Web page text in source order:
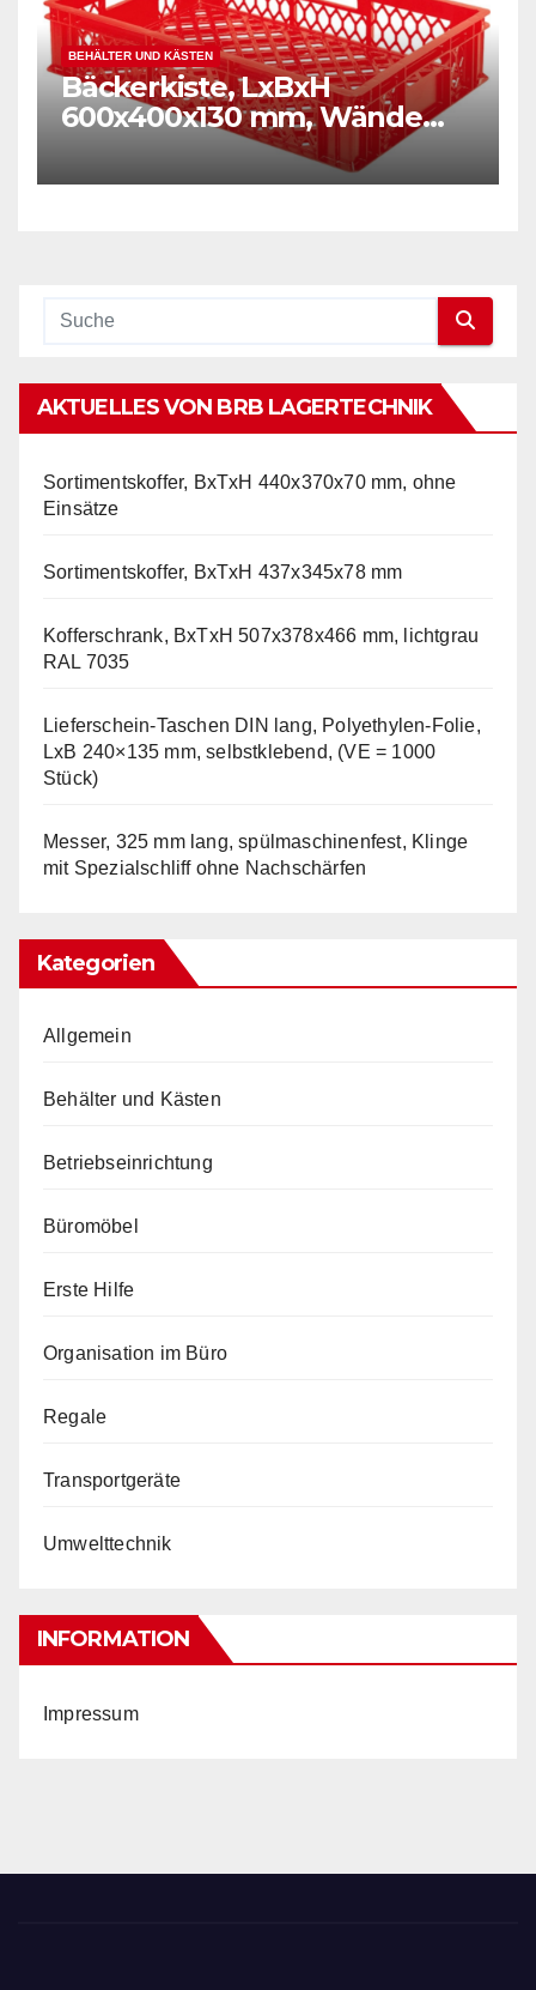
BEHÄLTER UND KÄSTEN
Bäckerkiste, LxBxH
600x400x130 mm, Wände
und Boden durchbrochen,
Gewicht 1,40 kg, rot
AKTUELLES VON BRB LAGERTECHNIK
Sortimentskoffer, BxTxH 440x370x70 mm, ohne
Einsätze
Sortimentskoffer, BxTxH 437x345x78 mm
Kofferschrank, BxTxH 507x378x466 mm, lichtgrau
RAL 7035
Lieferschein-Taschen DIN lang, Polyethylen-Folie,
LxB 240×135 mm, selbstklebend, (VE = 1000
Stück)
Messer, 325 mm lang, spülmaschinenfest, Klinge
mit Spezialschliff ohne Nachschärfen
Kategorien
Allgemein
Behälter und Kästen
Betriebseinrichtung
Büromöbel
Erste Hilfe
Organisation im Büro
Regale
Transportgeräte
Umwelttechnik
INFORMATION
Impressum